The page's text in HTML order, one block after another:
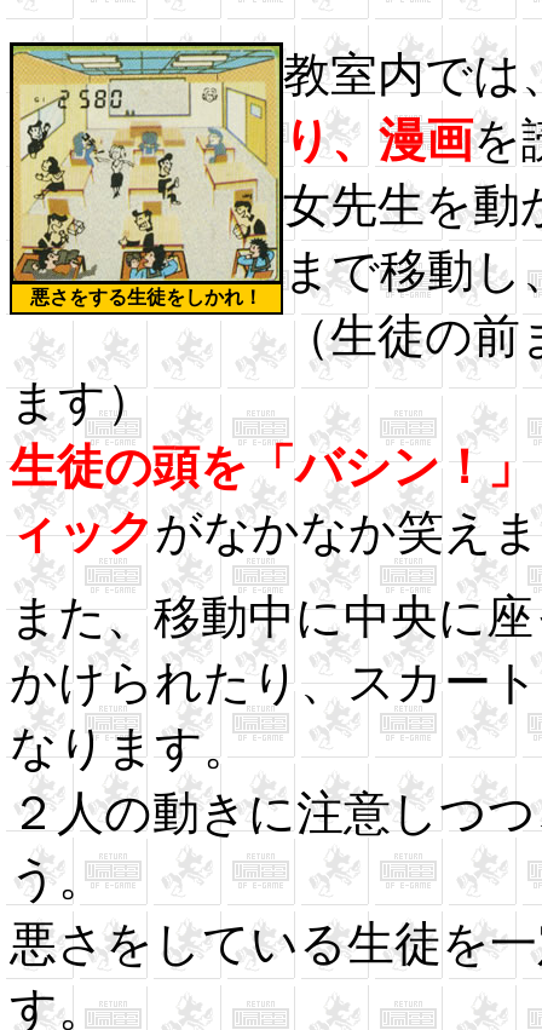
悪さをする生徒をしかれ！
教室内では
り、漫画を
女先生を動
まで移動し
（生徒の前
ます）
生徒の頭を「バシン！
ィックがなかなか笑え
また、移動中に中央に
かけられたり、スカー
なります。
２人の動きに注意しつ
う。
悪さをしている生徒を
す。